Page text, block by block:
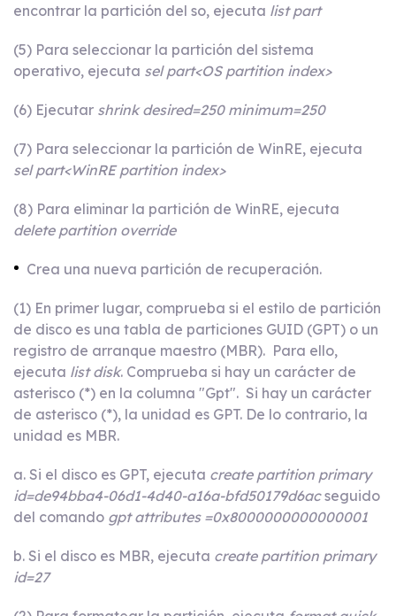
encontrar la partición del so, ejecuta list part
(5) Para seleccionar la partición del sistema
operativo, ejecuta sel part<OS partition index>
(6) Ejecutar shrink desired=250 minimum=250
(7) Para seleccionar la partición de WinRE, ejecuta
sel part<WinRE partition index>
(8) Para eliminar la partición de WinRE, ejecuta
delete partition override
Crea una nueva partición de recuperación.
(1) En primer lugar, comprueba si el estilo de partición
de disco es una tabla de particiones GUID (GPT) o un
registro de arranque maestro (MBR). Para ello,
ejecuta list disk. Comprueba si hay un carácter de
asterisco (*) en la columna "Gpt". Si hay un carácter
de asterisco (*), la unidad es GPT. De lo contrario, la
unidad es MBR.
a. Si el disco es GPT, ejecuta create partition primary
id=de94bba4-06d1-4d40-a16a-bfd50179d6acseguido
del comando gpt attributes =0x8000000000000001
b. Si el disco es MBR, ejecuta create partition primary
id=27